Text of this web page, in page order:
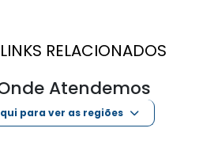
RELACIONADOS
Atendemos
para ver as regiões